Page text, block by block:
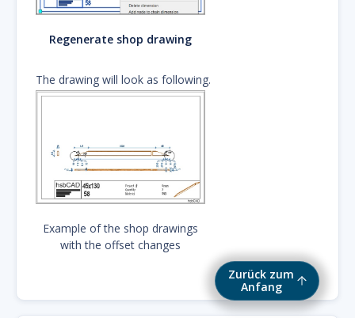
Zurück zum
Anfang
Regenerate shop drawing
The drawing will look as following.
Example of the shop drawings
with the offset changes